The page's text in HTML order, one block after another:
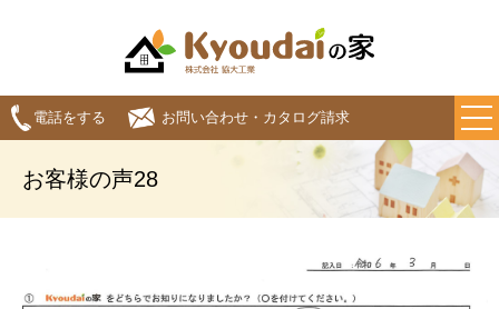
電話をする お問い合わせ・カタログ請求
お客様の声28